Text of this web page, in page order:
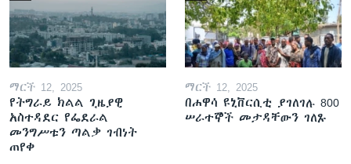
ማርች 12, 2025
የትግራይ ክልል ጊዜያዊ
አስተዳደር የፌደራል
መንግሥቱን ጣልቃ ገብነት
ጠየቀ
ማርች 12, 2025
በሐዋሳ ዩኒቨርሲቲ ያገለገሉ 800
ሠራተኞች መታዳቸውን ገለጹ